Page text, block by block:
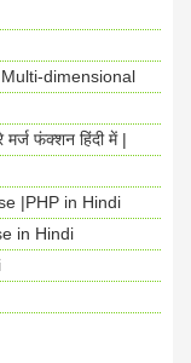
dimensional
फंक्शन हिंदी में |
|PHP in Hindi
in Hindi